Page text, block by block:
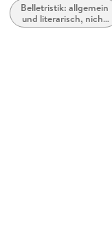
Übersetzung
Dorothee Asendorf
Belletristik: allgemein
und literarisch, nicht
nach Genre